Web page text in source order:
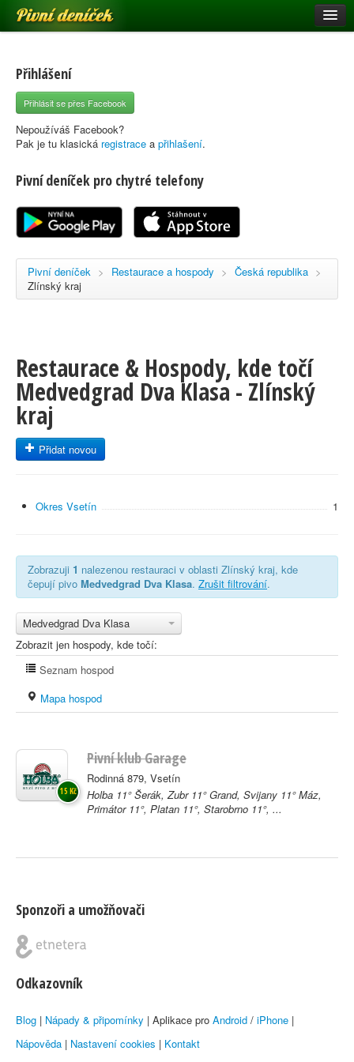
Pivní deníček
Pivní mapa
Pivní značky
Nápověda
Registrace
Přihlášení
Přihlásit se přes Facebook
Nepoužíváš Facebook?
Pak je tu klasická registrace a přihlašení.
Pivní deníček pro chytré telefony
Pivní deníček > Restaurace a hospody > Česká republika >
Zlínský kraj
Restaurace & Hospody, kde točí
Medvedgrad Dva Klasa - Zlínský
kraj
Přidat novou
Okres Vsetín 1
Zobrazuji 1 nalezenou restauraci v oblasti Zlínský kraj, kde
čepují pivo Medvedgrad Dva Klasa. Zrušit filtrování.
Medvedgrad Dva Klasa
Zobrazit jen hospody, kde točí:
Seznam hospod
Mapa hospod
Pivní klub Garage
Rodinná 879, Vsetín
Holba 11° Šerák, Zubr 11° Grand, Svijany 11° Máz,
Primátor 11°, Platan 11°, Starobrno 11°, ...
15 Kč
Sponzoři a umožňovači
Odkazovník
Blog | Nápady & připomínky | Aplikace pro Android / iPhone |
Nápověda | Nastavení cookies | Kontakt